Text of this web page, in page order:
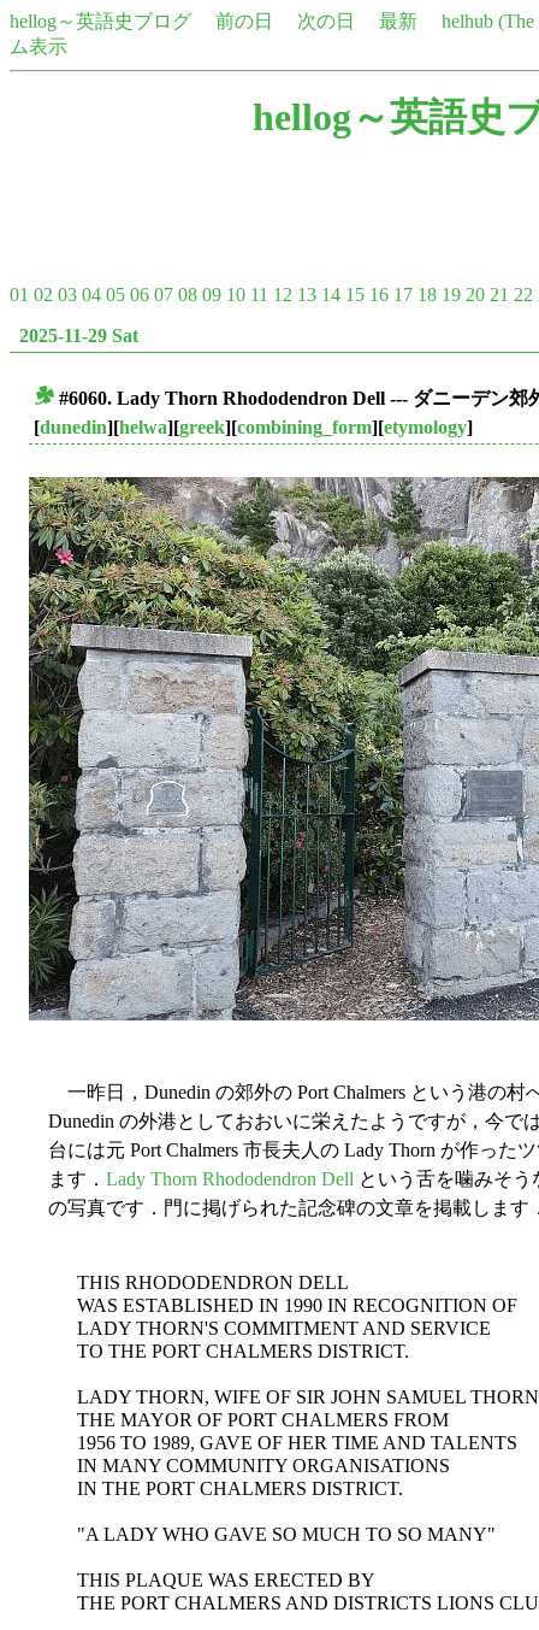
hellog～英語史ブログ 前の日 次の日 最新
helhub
ム表示
hellog～英語史
01 02 03 04 05 06 07 08 09 10 11 12 13 14 15 16 17 18 19 20 21 22
2025-11-29 Sat
#6060. Lady Thorn Rhododendron Dell --- ダニーデン
[dunedin][helwa][greek][combining_form][etymology]
一昨日，Dunedin の郊外の Port Chalmers という港の
Dunedin の外港としておおいに栄えたようですが，今で
台には元 Port Chalmers 市長夫人の Lady Thorn が作っ
ます． Lady Thorn Rhododendron Dell という舌を噛みそ
の写真です．門に掲げられた記念碑の文章を掲載します
THIS RHODODENDRON DELL
WAS ESTABLISHED IN 1990 IN RECOGNITION OF
LADY THORN'S COMMITMENT AND SERVICE
TO THE PORT CHALMERS DISTRICT.
LADY THORN, WIFE OF SIR JOHN SAMUEL
THE MAYOR OF PORT CHALMERS FROM
1956 TO 1989, GAVE OF HER TIME AND TALENTS
IN MANY COMMUNITY ORGANISATIONS
IN THE PORT CHALMERS DISTRICT.
"A LADY WHO GAVE SO MUCH TO SO MANY"
THIS PLAQUE WAS ERECTED BY
THE PORT CHALMERS AND DISTRICTS LIONS